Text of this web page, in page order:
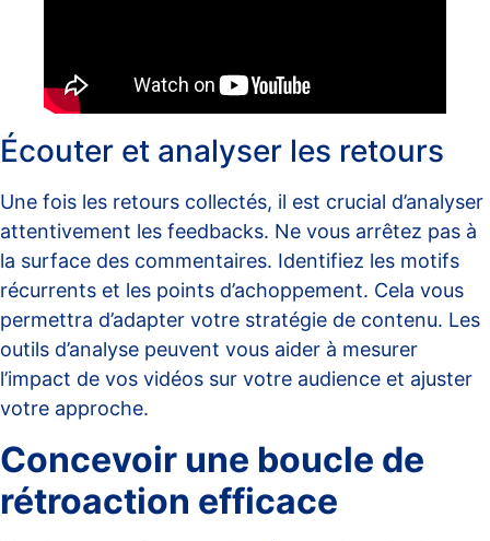
Écouter et analyser les retours
Une fois les retours collectés, il est crucial d’analyser
attentivement les feedbacks. Ne vous arrêtez pas à
la surface des commentaires. Identifiez les motifs
récurrents et les points d’achoppement. Cela vous
permettra d’adapter votre stratégie de contenu. Les
outils d’analyse peuvent vous aider à mesurer
l’impact de vos vidéos sur votre audience et ajuster
votre approche.
Concevoir une boucle de
rétroaction efficace